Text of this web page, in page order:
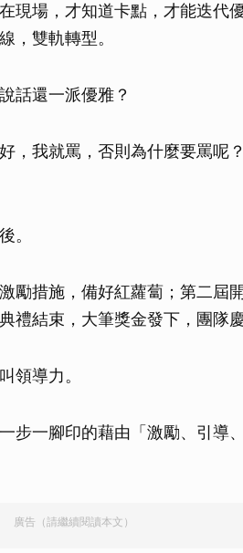
現場，才知道卡點，才能迭代
，雙軌轉型。
話還一派優雅？
，我就罵，否則為什麼要罵呢
。
勵措施，備好紅蘿蔔；第二屆
禮結束，大筆獎金發下，團隊慶
領導力。
步一腳印的藉由「激勵、引導
廣告（請繼續閱讀本文）